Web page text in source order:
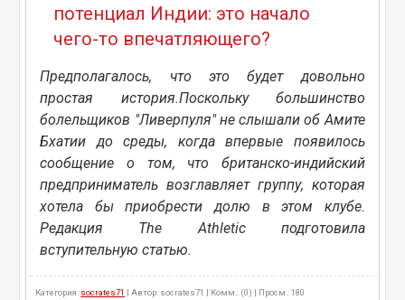
потенциал Индии: это начало
чего-то впечатляющего?
Предполагалось, что это будет довольно
простая история.Поскольку большинство
болельщиков "Ливерпуля" не слышали об Амите
Бхатии до среды, когда впервые появилось
сообщение о том, что британско-индийский
предприниматель возглавляет группу, которая
хотела бы приобрести долю в этом клубе.
Редакция The Athletic подготовила
вступительную статью.
Категория: socrates71 | Автор: socrates71 | Комм.: (0) | Просм.: 180